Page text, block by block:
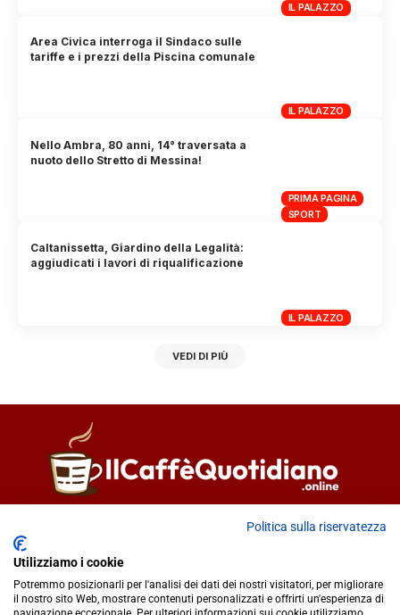
IL PALAZZO
IL PALAZZO
Area Civica interroga il Sindaco sulle
tariffe e i prezzi della Piscina comunale
PRIMA PAGINA
SPORT
Nello Ambra, 80 anni, 14° traversata a
nuoto dello Stretto di Messina!
IL PALAZZO
Caltanissetta, Giardino della Legalità:
aggiudicati i lavori di riqualificazione
VEDI DI PIÙ
Fiorella Falci
redazione@ilcaffequotidiano.online
C.F. 92076900858
Chi siamo
Politica sulla riservatezza
Utilizziamo i cookie
Potremmo posizionarli per l'analisi dei dati dei nostri visitatori, per migliorare
il nostro sito Web, mostrare contenuti personalizzati e offrirti un'esperienza di